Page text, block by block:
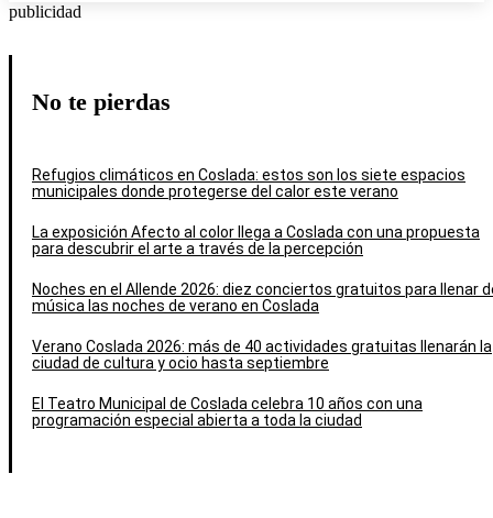
publicidad
No te pierdas
Refugios climáticos en Coslada: estos son los siete espacios
municipales donde protegerse del calor este verano
La exposición Afecto al color llega a Coslada con una propuesta
para descubrir el arte a través de la percepción
Noches en el Allende 2026: diez conciertos gratuitos para llenar
música las noches de verano en Coslada
Verano Coslada 2026: más de 40 actividades gratuitas llenarán la
ciudad de cultura y ocio hasta septiembre
El Teatro Municipal de Coslada celebra 10 años con una
programación especial abierta a toda la ciudad